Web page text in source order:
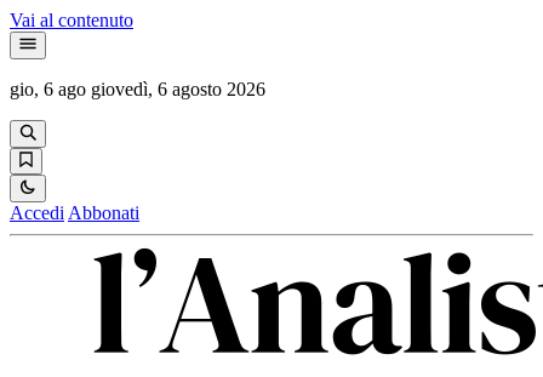
Vai al contenuto
gio, 6 ago giovedì, 6 agosto 2026
Accedi Abbonati